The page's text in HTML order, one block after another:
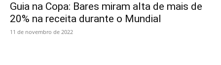
Guia na Copa: Bares miram alta de mais de
20% na receita durante o Mundial
11 de novembro de 2022